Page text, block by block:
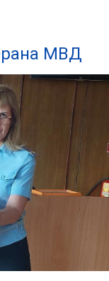
МВД